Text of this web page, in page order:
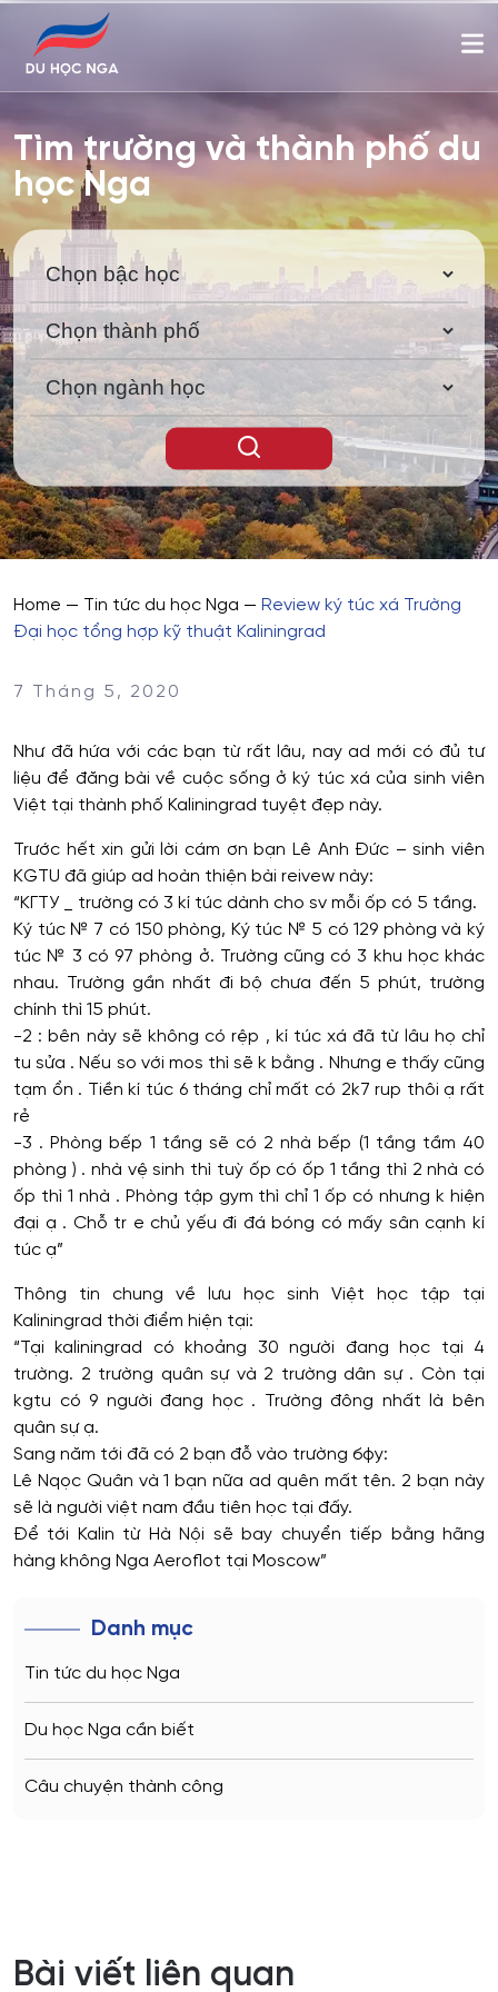
Tìm trường và thành phố du
học Nga
Home — Tin tức du học Nga — Review ký túc xá Trường
Đại học tổng hợp kỹ thuật Kaliningrad
7 Tháng 5, 2020
Như đã hứa với các bạn từ rất lâu, nay ad mới có đủ tư
liệu để đăng bài về cuộc sống ở ký túc xá của sinh viên
Việt tại thành phố Kaliningrad tuyệt đẹp này.
Trước hết xin gửi lời cám ơn bạn Lê Anh Đức – sinh viên
KGTU đã giúp ad hoàn thiện bài reivew này:
“КГТУ_ trường có 3 kí túc dành cho sv mỗi ốp có 5 tầng.
Ký túc № 7 có 150 phòng, Ký túc № 5 có 129 phòng và ký
túc № 3 có 97 phòng ở. Trường cũng có 3 khu học khác
nhau. Trường gần nhất đi bộ chưa đến 5 phút, trường
chính thì 15 phút.
-2 : bên này sẽ không có rệp , kí túc xá đã từ lâu họ chỉ
tu sửa . Nếu so với mos thì sẽ k bằng . Nhưng e thấy cũng
tạm ổn . Tiền kí túc 6 tháng chỉ mất có 2k7 rup thôi ạ rất
rẻ
-3 . Phòng bếp 1 tầng sẽ có 2 nhà bếp (1 tầng tầm 40
phòng ) . nhà vệ sinh thì tuỳ ốp có ốp 1 tầng thì 2 nhà có
ốp thì 1 nhà . Phòng tập gym thì chỉ 1 ốp có nhưng k hiện
đại ạ . Chỗ tr e chủ yếu đi đá bóng có mấy sân cạnh kí
túc ạ”
Thông tin chung về lưu học sinh Việt học tập tại
Kaliningrad thời điểm hiện tại:
“Tại kaliningrad có khoảng 30 người đang học tại 4
trường. 2 trường quân sự và 2 trường dân sự . Còn tại
kgtu có 9 người đang học . Trường đông nhất là bên
quân sự ạ.
Sang năm tới đã có 2 bạn đỗ vào trường бфу:
Lê Nqọc Quân và 1 bạn nữa ad quên mất tên. 2 bạn này
sẽ là người việt nam đầu tiên học tại đấy.
Để tới Kalin từ Hà Nội sẽ bay chuyển tiếp bằng hãng
hàng không Nga Aeroflot tại Moscow”
Danh mục
Tin tức du học Nga
Du học Nga cần biết
Câu chuyện thành công
Bài viết liên quan